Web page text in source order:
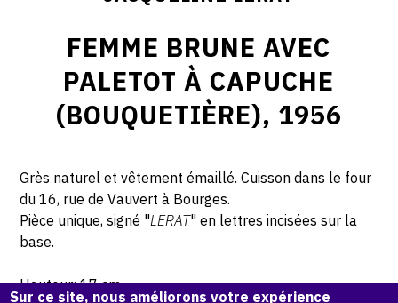
FEMME BRUNE AVEC
PALETOT À CAPUCHE
(BOUQUETIÈRE), 1956
Grès naturel et vêtement émaillé. Cuisson dans le four
du 16, rue de Vauvert à Bourges.
Pièce unique, signé "LERAT" en lettres incisées sur la
base.
Hauteur: 17 cm
Sur ce site, nous améliorons votre expérience